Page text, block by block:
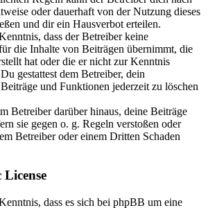
oder dauerhaft von der Nutzung dieses
und dir ein Hausverbot erteilen.
dass der Betreiber keine
die Inhalte von Beiträgen übernimmt, die
hat oder die er nicht zur Kenntnis
gestattest dem Betreiber, dein
und Funktionen jederzeit zu löschen
Betreiber darüber hinaus, deine Beiträge
sie gegen o. g. Regeln verstoßen oder
Betreiber oder einem Dritten Schaden
dass es sich bei phpBB um eine